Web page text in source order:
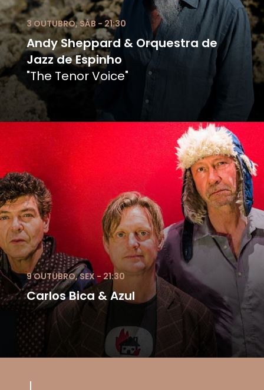
3 OUTUBRO, SÁB - 21:30
Andy Sheppard & Orquestra de
Jazz de Espinho
"The Tenor Voice"
9 OUTUBRO, SEX - 21:30
Carlos Bica & Azul